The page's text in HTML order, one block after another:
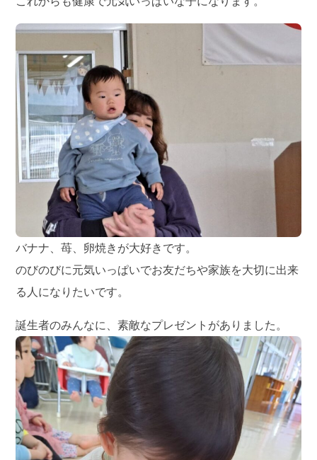
バナナ、苺、卵焼きが大好きです。
のびのびに元気いっぱいでお友だちや家族を大切に出来
る人になりたいです。
誕生者のみんなに、素敵なプレゼントがありました。